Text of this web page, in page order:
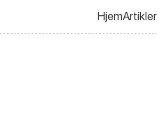
HjemArtikler